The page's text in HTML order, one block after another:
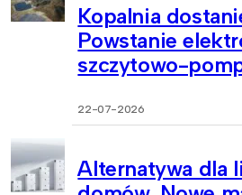
Kopalnia
Powstanie
szczytowo-
22-07-2026
Alternatywa dla